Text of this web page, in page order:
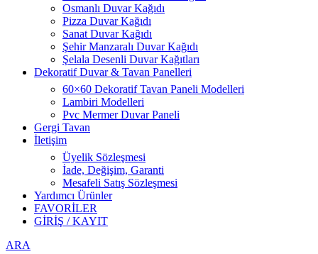
Osmanlı Duvar Kağıdı
Pizza Duvar Kağıdı
Sanat Duvar Kağıdı
Şehir Manzaralı Duvar Kağıdı
Şelala Desenli Duvar Kağıtları
Dekoratif Duvar & Tavan Panelleri
60×60 Dekoratif Tavan Paneli Modelleri
Lambiri Modelleri
Pvc Mermer Duvar Paneli
Gergi Tavan
İletişim
Üyelik Sözleşmesi
İade, Değişim, Garanti
Mesafeli Satış Sözleşmesi
Yardımcı Ürünler
FAVORİLER
GİRİŞ / KAYIT
ARA